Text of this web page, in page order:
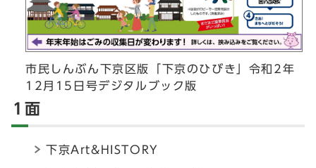
市民しんぶん下京区版「下京のひびき」令和2年
12月15日号デジタルブック版
1面
下京Art&HISTORY